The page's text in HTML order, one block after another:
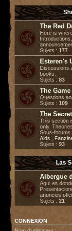
The Red
Here is
Sujets : 177
Esteren's
Discussions
books.
Sujets : 83
The
Questions
Sujets : 109
The
This section
only.
Sous-forums
Aids
Sujets : 93
Las
Albergue
Aquí es
anuncios
Sujets : 21
CONNEXION